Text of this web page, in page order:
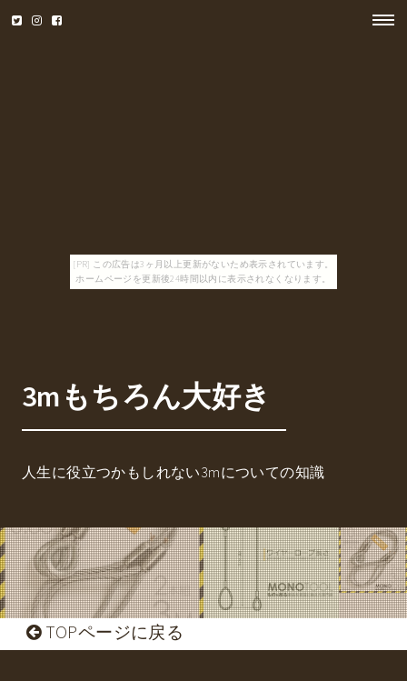
[PR] この広告は3ヶ月以上更新がないため表示されています。
ホームページを更新後24時間以内に表示されなくなります。
3mもちろん大好き
人生に役立つかもしれない3mについての知識
TOPページに戻る